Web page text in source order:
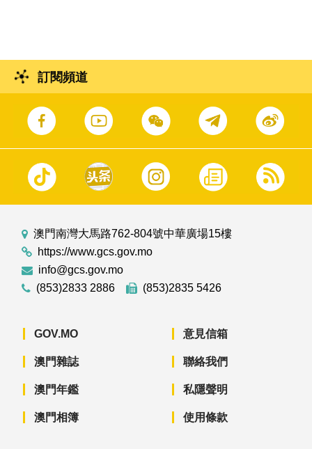
訂閱頻道
澳門南灣大馬路762-804號中華廣場15樓
https://www.gcs.gov.mo
info@gcs.gov.mo
(853)2833 2886
(853)2835 5426
GOV.MO
澳門雜誌
澳門年鑑
澳門相簿
意見信箱
聯絡我們
私隱聲明
使用條款